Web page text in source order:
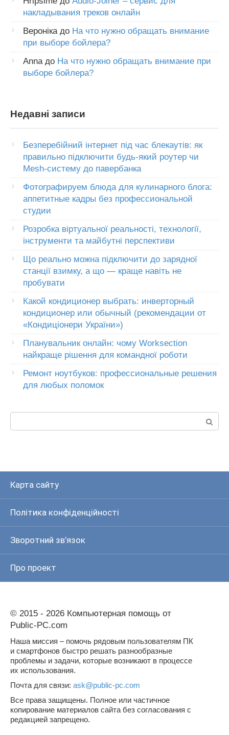
накладывания треков онлайн
Веронікадо На что нужно обращать внимание
при выборе бойлера?
Annaдо На что нужно обращать внимание при
выборе бойлера?
Недавні записи
Безперебійний інтернет під час блекаутів: як
правильно підключити будь-який роутер чи
Mesh-систему до павербанка
Фотографируем блюда для кулинарного блога:
аппетитные кадры без профессиональной
студии
Розробка віртуальної реальності, технології,
інструменти та майбутні перспективи
Що реально можна підключити до зарядної
станції взимку, а що — краще навіть не
пробувати
Какой кондиционер выбрать: инверторный
кондиционер или обычный (рекомендации от
«Кондиціонери України»)
Планувальник онлайн: чому Worksection
найкраще рішення для командної роботи
Ремонт ноутбуков: профессиональные решения
для любых поломок
Карта сайту
Політика конфіденційності
Зворотний зв’язок
Про проект
© 2015 - 2026 Компьютерная помощь от
Public-PC.com
Наша миссия – помочь рядовым пользователям ПК
и смартфонов быстро решать разнообразные
проблемы и задачи, которые возникают в процессе
их использования.
Почта для связи: ask@public-pc.com
Все права защищены. Полное или частичное
копирование материалов сайта без согласования с
редакцией запрещено.